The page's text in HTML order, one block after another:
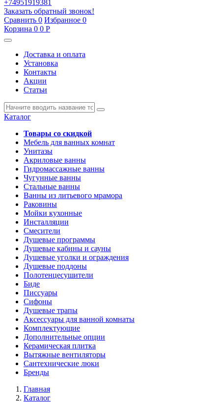
+74951919381
Заказать обратный звонок!
Сравнить 0 Избранное 0
Корзина 0 0 Р
Доставка и оплата
Установка
Контакты
Акции
Статьи
Каталог
Товары со скидкой
Мебель для ванных комнат
Унитазы
Акриловые ванны
Гидромассажные ванны
Чугунные ванны
Стальные ванны
Ванны из литьевого мрамора
Раковины
Мойки кухонные
Инсталляции
Смесители
Душевые программы
Душевые кабины и сауны
Душевые уголки и ограждения
Душевые поддоны
Полотенцесушители
Биде
Писсуары
Сифоны
Душевые трапы
Аксессуары для ванной комнаты
Комплектующие
Дополнительные опции
Керамическая плитка
Вытяжные вентиляторы
Сантехнические люки
Бренды
Главная
Каталог